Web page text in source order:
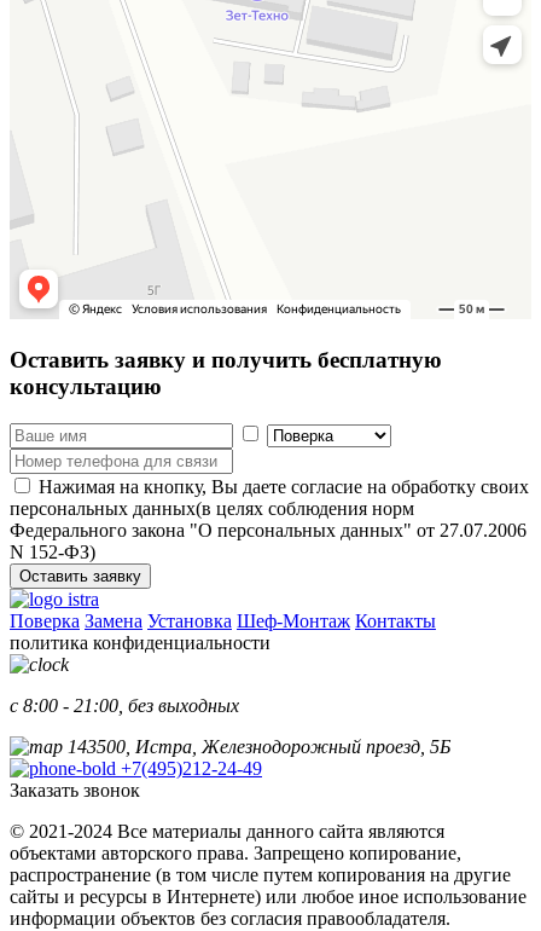
Оставить заявку и получить бесплатную
консультацию
Нажимая на кнопку, Вы даете согласие на обработку своих
персональных данных(в целях соблюдения норм
Федерального закона "О персональных данных" от 27.07.2006
N 152-ФЗ)
Оставить заявку
Поверка Замена Установка Шеф-Монтаж Контакты
политика конфиденциальности
с 8:00 - 21:00, без выходных
143500, Истра, Железнодорожный проезд, 5Б
+7(495)212-24-49
Заказать звонок
© 2021-2024 Все материалы данного сайта являются
объектами авторского права. Запрещено копирование,
распространение (в том числе путем копирования на другие
сайты и ресурсы в Интернете) или любое иное использование
информации объектов без согласия правообладателя.